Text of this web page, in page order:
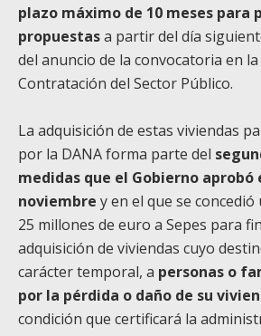
plazo máximo de 10 meses para
propuestasa partir del día
del anuncio de la convocatoria en
Contratación del Sector Público.
La adquisición de estas viviendas
por la DANA forma parte del
medidas que el Gobierno aprobó
noviembre y en el que se
25 millones de euro a Sepes para
adquisición de viviendas cuyo
carácter temporal, a personas o
por la pérdida o daño de su
condición que certificará la